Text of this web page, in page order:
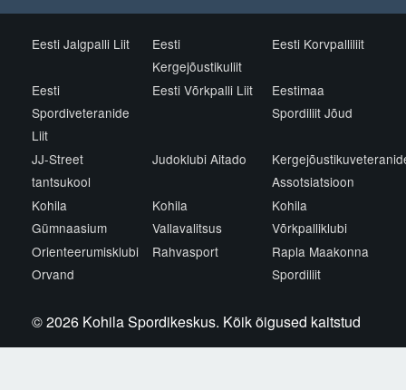
Eesti Jalgpalli Liit
Eesti
Kergejõustikuliit
Eesti Korvpalliliit
Eesti
Spordiveteranide
Liit
Eesti Võrkpalli Liit
Eestimaa
Spordiliit Jõud
JJ-Street
tantsukool
Judoklubi Aitado
Assotsiatsioon
Kohila
Gümnaasium
Kohila
Vallavalitsus
Kohila
Võrkpalliklubi
Orienteerumisklubi
Orvand
Rahvasport
Rapla Maakonna
Spordiliit
© 2026 Kohila Spordikeskus. Kõik õigused kaitstud